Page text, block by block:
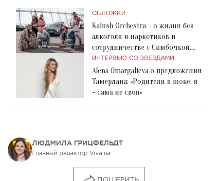
ОБЛОЖКИ
Kalush Orchestra – о жизни без
алкоголя и наркотиков и
сотрудничестве с Симбочкой.
Интервью Viva!
ИНТЕРВЬЮ СО ЗВЕЗДАМИ
Alena Omargalieva о предложении
Тамерлана: «Родители в шоке, я
– сама не своя»
ЛЮДМИЛА ГРИЦФЕЛЬДТ
Главный редактор Viva.ua